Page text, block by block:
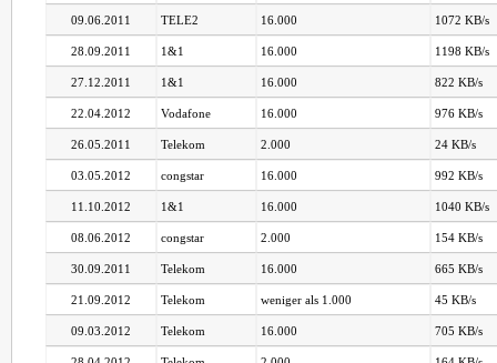
09.06.2011 TELE2 16.000 1072 KB/s
28.09.2011 1&1 16.000 1198 KB/s
27.12.2011 1&1 16.000 822 KB/s
22.04.2012 Vodafone 16.000 976 KB/s
26.05.2011 Telekom 2.000 24 KB/s
03.05.2012 congstar 16.000 992 KB/s
11.10.2012 1&1 16.000 1040 KB/s
08.06.2012 congstar 2.000 154 KB/s
30.09.2011 Telekom 16.000 665 KB/s
21.09.2012 Telekom weniger als 1.000 45 KB/s
09.03.2012 Telekom 16.000 705 KB/s